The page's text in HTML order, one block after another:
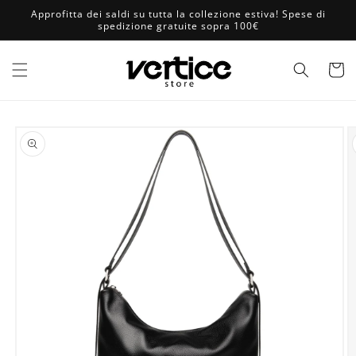
direttamente
Approfitta dei saldi su tutta la collezione estiva! Spese di
spedizione gratuite sopra 100€
Carrello
informazioni
sul prodotto